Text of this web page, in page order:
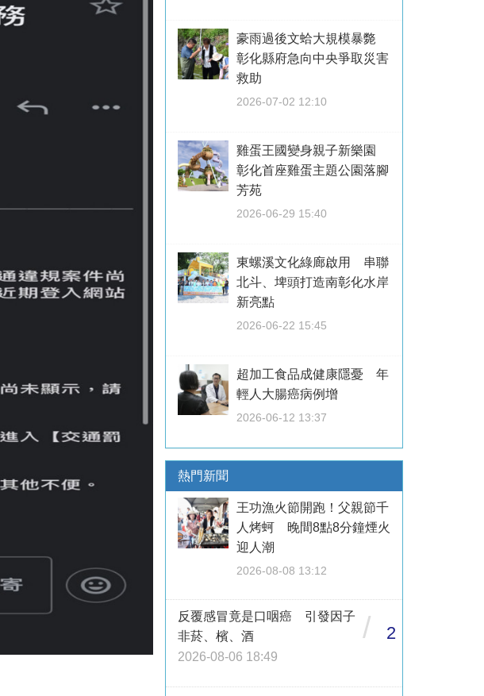
豪雨過後文蛤大規模暴斃
彰化縣府急向中央爭取災害
救助
2026-07-02 12:10
雞蛋王國變身親子新樂園
彰化首座雞蛋主題公園落腳
芳苑
2026-06-29 15:40
東螺溪文化綠廊啟用 串聯
北斗、埤頭打造南彰化水岸
新亮點
2026-06-22 15:45
超加工食品成健康隱憂 年
輕人大腸癌病例增
2026-06-12 13:37
熱門新聞
王功漁火節開跑！父親節千
人烤蚵 晚間8點8分鐘煙火
迎人潮
2026-08-08 13:12
反覆感冒竟是口咽癌 引發因子
非菸、檳、酒
2026-08-06 18:49
/ 2